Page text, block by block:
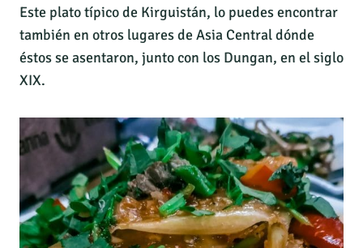
Este plato típico de Kirguistán, lo puedes encontrar
también en otros lugares de Asia Central dónde
éstos se asentaron, junto con los Dungan, en el siglo
XIX.